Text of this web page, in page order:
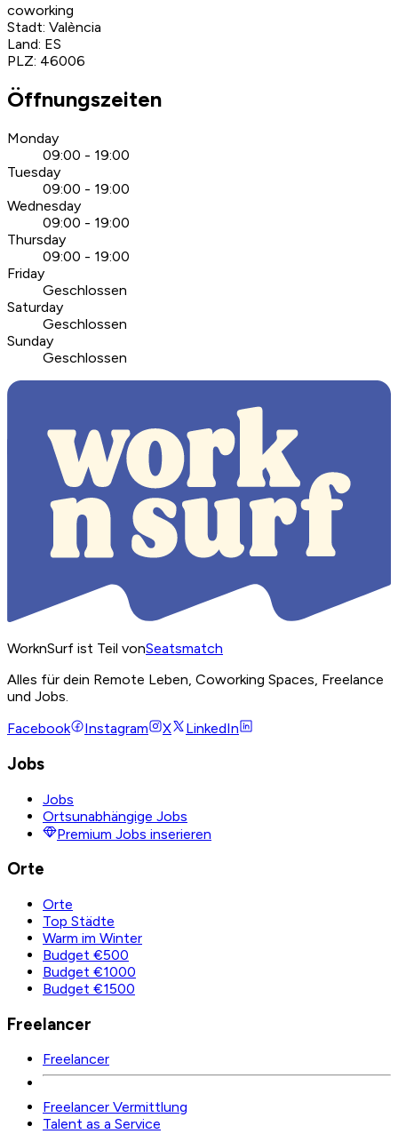
coworking
Stadt: València
Land: ES
PLZ: 46006
Öffnungszeiten
Monday
09:00 - 19:00
Tuesday
09:00 - 19:00
Wednesday
09:00 - 19:00
Thursday
09:00 - 19:00
Friday
Geschlossen
Saturday
Geschlossen
Sunday
Geschlossen
WorknSurf ist Teil vonSeatsmatch
Alles für dein Remote Leben, Coworking Spaces, Freelance
und Jobs.
Facebook
Instagram X LinkedIn
Jobs
Jobs
Ortsunabhängige Jobs
Premium Jobs inserieren
Orte
Orte
Top Städte
Warm im Winter
Budget €500
Budget €1000
Budget €1500
Freelancer
Freelancer
Freelancer Vermittlung
Talent as a Service